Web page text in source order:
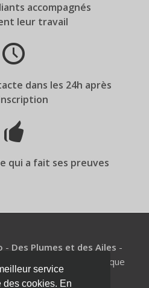
service
des cookies. En
accompagnés
leur travail
dans les 24h après
qui a fait ses preuves
- Des Plumes et des Ailes -
de mémoire pour chaque